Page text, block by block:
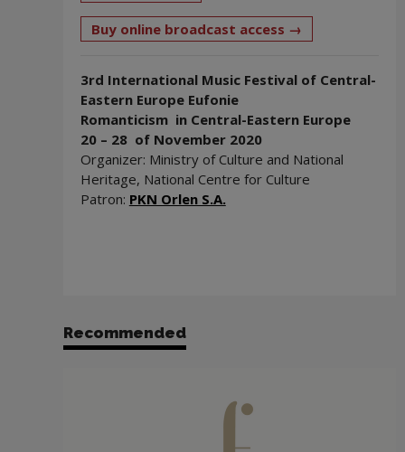
Buy online broadcast access →
3rd International Music Festival of Central-
Eastern Europe Eufonie
Romanticism in Central-Eastern Europe
20 – 28 of November 2020
Organizer: Ministry of Culture and National
Heritage, National Centre for Culture
Patron: PKN Orlen S.A.Note, the link will open in
Recommended